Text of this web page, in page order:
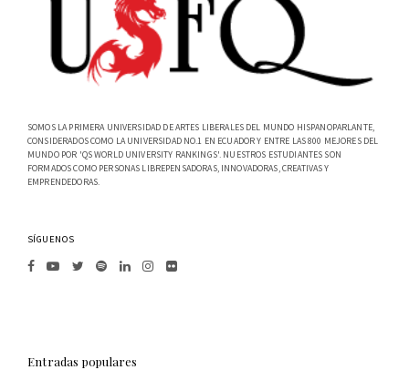
SOMOS LA PRIMERA UNIVERSIDAD DE ARTES LIBERALES DEL MUNDO HISPANOPARLANTE,
CONSIDERADOS COMO LA UNIVERSIDAD NO.1 EN ECUADOR Y ENTRE LAS 800 MEJORES DEL
MUNDO POR 'QS WORLD UNIVERSITY RANKINGS'. NUESTROS ESTUDIANTES SON
FORMADOS COMO PERSONAS LIBREPENSADORAS, INNOVADORAS, CREATIVAS Y
EMPRENDEDORAS.
SÍGUENOS
Entradas populares